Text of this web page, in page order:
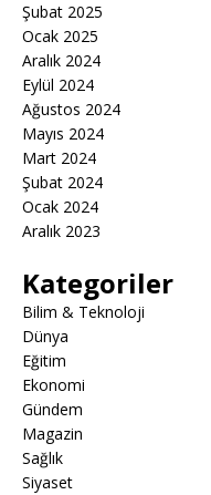
Şubat 2025
Ocak 2025
Aralık 2024
Eylül 2024
Ağustos 2024
Mayıs 2024
Mart 2024
Şubat 2024
Ocak 2024
Aralık 2023
Kategoriler
Bilim & Teknoloji
Dünya
Eğitim
Ekonomi
Gündem
Magazin
Sağlık
Siyaset